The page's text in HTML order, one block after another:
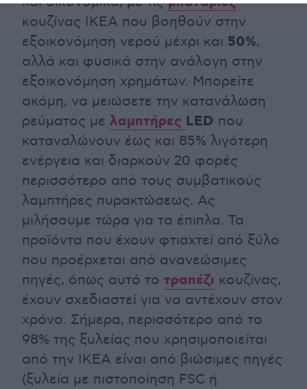
κουζίνας ΙΚΕΑ που βοηθούν στην
εξοικονόμηση νερού μέχρι και 50%,
αλλά και φυσικά στην ανάλογη στην
εξοικονόμηση χρημάτων. Μπορείτε
ακόμη, να μειώσετε την κατανάλωση
ρεύματος με λαμπτήρες LED που
καταναλώνουν έως και 85% λιγότερη
ενέργεια και διαρκούν 20 φορές
περισσότερο από τους συμβατικούς
λαμπτήρες πυρακτώσεως. Ας
μιλήσουμε τώρα για τα έπιπλα. Τα
προϊόντα που έχουν φτιαχτεί από ξύλο
που προέρχεται από ανανεώσιμες
πηγές, όπως αυτό το τραπέζι κουζίνας,
έχουν σχεδιαστεί για να αντέχουν στον
χρόνο. Σήμερα, περισσότερο από το
98% της ξυλείας που χρησιμοποιείται
από την ΙΚΕΑ είναι από βιώσιμες πηγές
(ξυλεία με πιστοποίηση FSC ή